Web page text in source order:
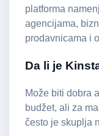
platforma
agencijama,
prodavnicama i
Da li je
Može biti dobra
budžet, ali za
često je skuplja